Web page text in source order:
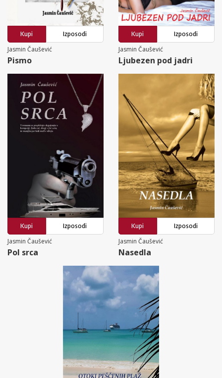
Kupi
Izposodi
Jasmin Čaušević
Pismo
Kupi
Izposodi
Jasmin Čaušević
Ljubezen pod jadri
Kupi
Izposodi
Jasmin Čaušević
Pol srca
Kupi
Izposodi
Jasmin Čaušević
Nasedla